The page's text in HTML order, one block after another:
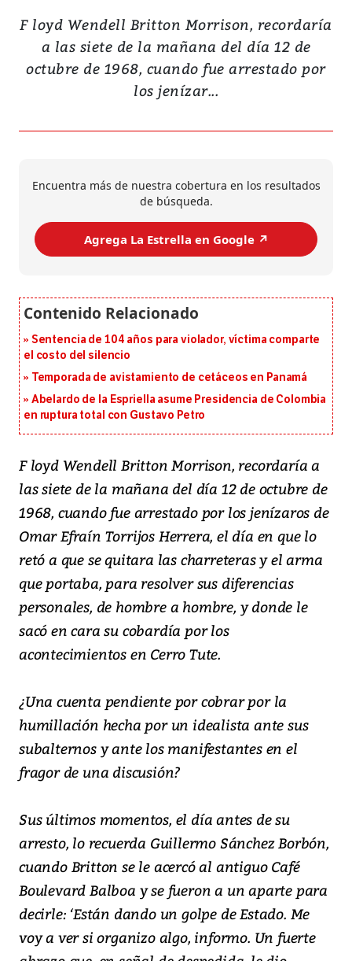
F loyd Wendell Britton Morrison, recordaría
a las siete de la mañana del día 12 de
octubre de 1968, cuando fue arrestado por
los jenízar...
Encuentra más de nuestra cobertura en los resultados
de búsqueda.
Agrega La Estrella en Google ↗️
Sentencia de 104 años para violador, víctima comparte
el costo del silencio
Temporada de avistamiento de cetáceos en Panamá
Abelardo de la Espriella asume Presidencia de Colombia
en ruptura total con Gustavo Petro
F loyd Wendell Britton Morrison, recordaría a
las siete de la mañana del día 12 de octubre de
1968, cuando fue arrestado por los jenízaros de
Omar Efraín Torrijos Herrera, el día en que lo
retó a que se quitara las charreteras y el arma
que portaba, para resolver sus diferencias
personales, de hombre a hombre, y donde le
sacó en cara su cobardía por los
acontecimientos en Cerro Tute.
¿Una cuenta pendiente por cobrar por la
humillación hecha por un idealista ante sus
subalternos y ante los manifestantes en el
fragor de una discusión?
Sus últimos momentos, el día antes de su
arresto, lo recuerda Guillermo Sánchez Borbón,
cuando Britton se le acercó al antiguo Café
Boulevard Balboa y se fueron a un aparte para
decirle: ‘Están dando un golpe de Estado. Me
voy a ver si organizo algo, informo. Un fuerte